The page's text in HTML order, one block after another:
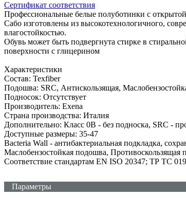
Сертификат соответствия
Профессиональные белые полуботинки с
Сабо изготовлены из высокотехнологичного,
влагостойкостью.
Обувь может быть подвергнута стирке в
поверхности с глицерином
Характеристики
Состав: Texfiber
Подошва: SRC, Антискользящая,
Подносок: Отсутствует
Производитель: Exena
Страна производства: Италия
Дополнительно: Класс 0B - без подноска, SRC -
Доступные размеры: 35-47
Bacteria Wall - антибактериальная подкладка,
Маслобензостойкая подошва,
Соответствие стандартам EN ISO 20347; ТР ТС 019
Параметры